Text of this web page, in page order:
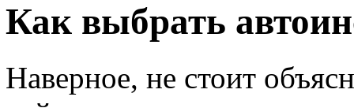
Как выбрать
Наверное, не стоит